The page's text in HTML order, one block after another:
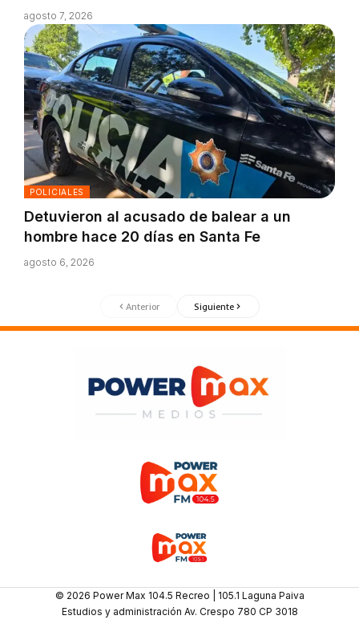
agosto 7, 2026
POLICIALES
Detuvieron al acusado de balear a un
hombre hace 20 días en Santa Fe
agosto 6, 2026
Anterior Siguiente
© 2026 Power Max 104.5 Recreo | 105.1 Laguna Paiva
Estudios y administración Av. Crespo 780 CP 3018